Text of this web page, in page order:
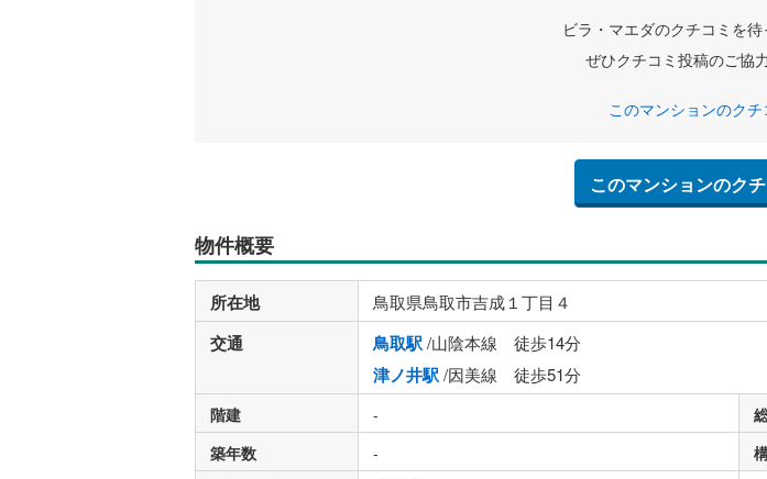
ビラ・マエダのクチコミを待
ぜひクチコミ投稿のご協
このマンションのク
このマンションのク
物件概要
所在地 鳥取県鳥取市吉成１丁目４
交通 鳥取駅/山陰本線 徒歩14分
津ノ井駅/因美線 徒歩51分
階建 -
築年数
-